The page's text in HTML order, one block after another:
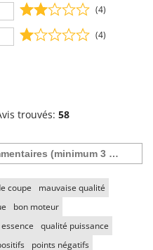
(4)
(4)
trouvés: 58
coupe
mauvaise qualité
bon moteur
qualité puissance
points négatifs